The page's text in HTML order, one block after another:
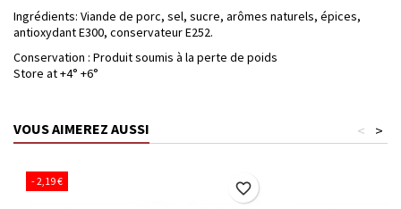
Ingrédients: Viande de porc, sel, sucre, arômes naturels, épices,
antioxydant E300, conservateur E252.
Conservation : Produit soumis à la perte de poids
Store at +4° +6°
VOUS AIMEREZ AUSSI >
<
- 2,19 € favorite_border